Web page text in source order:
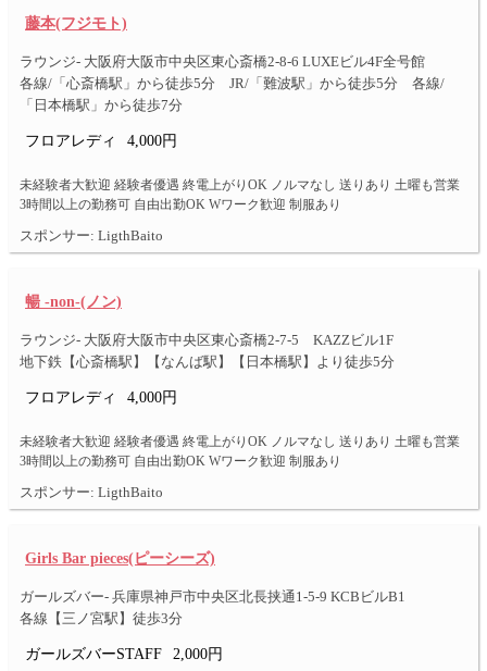
藤本(フジモト)
ラウンジ- 大阪府大阪市中央区東心斎橋2-8-6 LUXEビル4F全号館
各線/「心斎橋駅」から徒歩5分 JR/「難波駅」から徒歩5分 各線/
「日本橋駅」から徒歩7分
フロアレディ 4,000円
未経験者大歓迎 経験者優遇 終電上がりOK ノルマなし 送りあり 土曜も営業
3時間以上の勤務可 自由出勤OK Wワーク歓迎 制服あり
スポンサー: LigthBaito
暢 -non-(ノン)
ラウンジ- 大阪府大阪市中央区東心斎橋2-7-5 KAZZビル1F
地下鉄【心斎橋駅】【なんば駅】【日本橋駅】より徒歩5分
フロアレディ 4,000円
未経験者大歓迎 経験者優遇 終電上がりOK ノルマなし 送りあり 土曜も営業
3時間以上の勤務可 自由出勤OK Wワーク歓迎 制服あり
スポンサー: LigthBaito
Girls Bar pieces(ピーシーズ)
ガールズバー- 兵庫県神戸市中央区北長挟通1-5-9 KCBビルB1
各線【三ノ宮駅】徒歩3分
ガールズバーSTAFF 2,000円